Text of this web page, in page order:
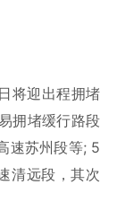
将迎出程拥堵
拥堵缓行路段
速苏州段等; 5
清远段，其次